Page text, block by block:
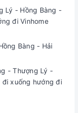
Lý - Hồng Bàng -
đi Vinhome
Bàng - Hải
- Thượng Lý -
đi xuống hướng đi